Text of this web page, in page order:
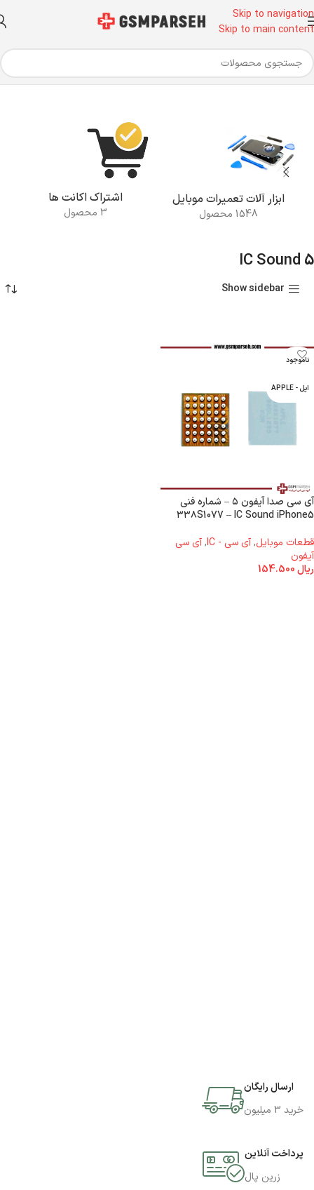
Skip to navigation
Skip to main content
خانه محصولات برچسب خورده “IC Sound 5”
ابزار آلات تعمیرات موبایل
1548 محصول
اشتراک اکانت ها
3 محصول
IC Sound 5
Show sidebar
ناموجود
اپل - APPLE
آی سی صدا آیفون ۵ – شماره فنی
۳۳۸S1077 – IC Sound iPhone5
قطعات موبایل,آی سی - IC ,آی سی
آیفون
ریال
ارسال رایگان
خرید 3 میلیون
پرداخت آنلاین
زرین پال